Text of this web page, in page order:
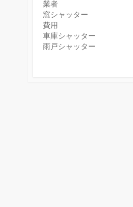
業者
窓シャッター
費用
車庫シャッター
雨戸シャッター